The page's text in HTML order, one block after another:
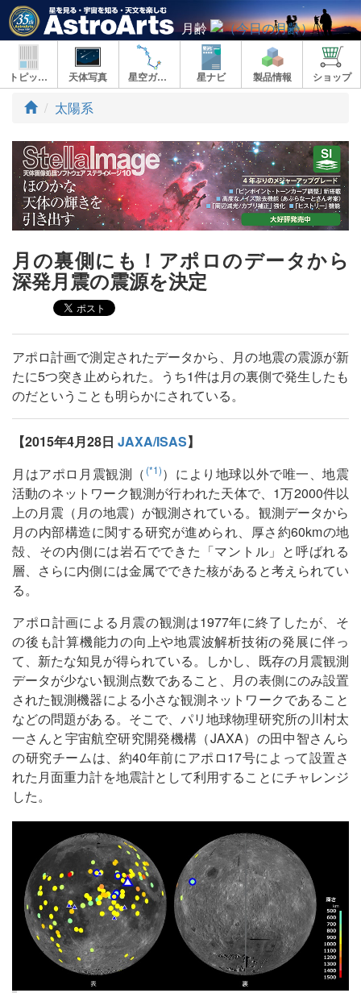
月齢
トピックス 天体写真 星空ガイド 星ナビ 製品情報 ショップ
ト
プ
太陽系
月の裏側にも！アポロのデータから
深発月震の震源を決定
アポロ計画で測定されたデータから、月の地震の震源が新
たに5つ突き止められた。うち1件は月の裏側で発生したも
のだということも明らかにされている。
【2015年4月28日 JAXA/ISAS】
月はアポロ月震観測（ (*1)）により地球以外で唯一、地震
活動のネットワーク観測が行われた天体で、1万2000件以
上の月震（月の地震）が観測されている。観測データから
月の内部構造に関する研究が進められ、厚さ約60kmの地
殻、その内側には岩石でできた「マントル」と呼ばれる
層、さらに内側には金属でできた核があると考えられてい
る。
アポロ計画による月震の観測は1977年に終了したが、そ
の後も計算機能力の向上や地震波解析技術の発展に伴っ
て、新たな知見が得られている。しかし、既存の月震観測
データが少ない観測点数であること、月の表側にのみ設置
された観測機器による小さな観測ネットワークであること
などの問題がある。そこで、パリ地球物理研究所の川村太
一さんと宇宙航空研究開発機構（JAXA）の田中智さんら
の研究チームは、約40年前にアポロ17号によって設置さ
れた月面重力計を地震計として利用することにチャレンジ
した。